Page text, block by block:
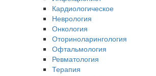
Кардиологическое
Неврология
Онкология
Оториноларингология
Офтальмология
Ревматология
Терапия